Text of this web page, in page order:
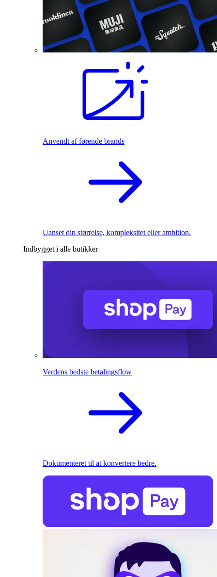
Anvendt af førende brands
Uanset din størrelse, kompleksitet eller ambition.
Indbygget i alle butikker
Verdens bedste betalingsflow
Dokumenteret til at konvertere bedre.